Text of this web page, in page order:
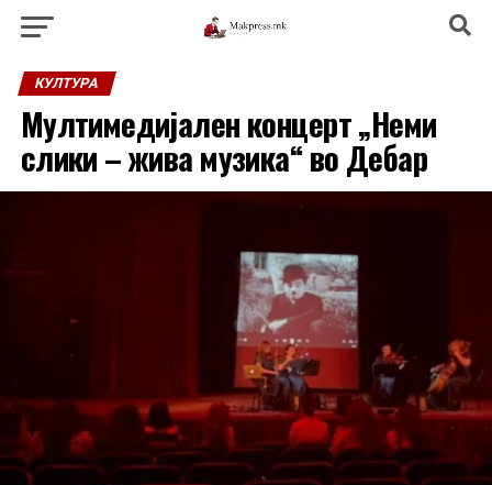
КУЛТУРА
Мултимедијален концерт „Неми
слики – жива музика“ во Дебар